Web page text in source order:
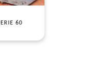
60